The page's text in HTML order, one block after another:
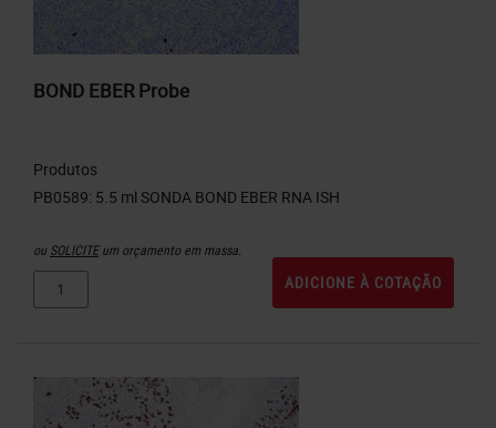
BOND EBER Probe
Produtos
ou SOLICITEum orçamento em massa.
ADICIONE À COTAÇÃO